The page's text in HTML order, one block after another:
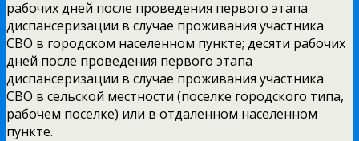
рабочих дней после проведения первого этапа
диспансеризации в случае проживания участника
СВО в городском населенном пункте; десяти рабочих
дней после проведения первого этапа
диспансеризации в случае проживания участника
СВО в сельской местности (поселке городского типа,
рабочем поселке) или в отдаленном населенном
пункте.